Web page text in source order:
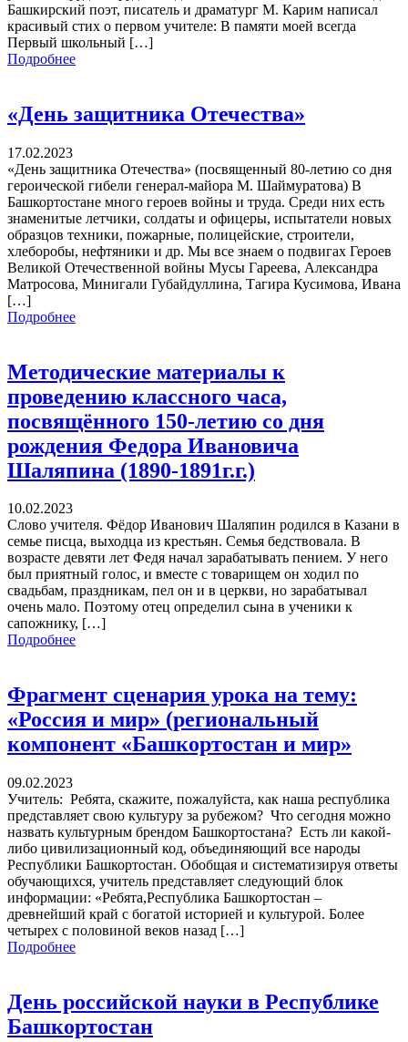
Башкирский поэт, писатель и драматург М. Карим написал
красивый стих о первом учителе: В памяти моей всегда
Первый школьный […]
Подробнее
«День защитника Отечества»
17.02.2023
«День защитника Отечества» (посвященный 80-летию со дня
героической гибели генерал-майора М. Шаймуратова) В
Башкортостане много героев войны и труда. Среди них есть
знаменитые летчики, солдаты и офицеры, испытатели новых
образцов техники, пожарные, полицейские, строители,
хлеборобы, нефтяники и др. Мы все знаем о подвигах Героев
Великой Отечественной войны Мусы Гареева, Александра
Матросова, Минигали Губайдуллина, Тагира Кусимова, Ивана
[…]
Подробнее
Методические материалы к
проведению классного часа,
посвящённого 150-летию со дня
рождения Федора Ивановича
Шаляпина (1890-1891г.г.)
10.02.2023
Слово учителя. Фёдор Иванович Шаляпин родился в Казани в
семье писца, выходца из крестьян. Семья бедствовала. В
возрасте девяти лет Федя начал зарабатывать пением. У него
был приятный голос, и вместе с товарищем он ходил по
свадьбам, праздникам, пел он и в церкви, но зарабатывал
очень мало. Поэтому отец определил сына в ученики к
сапожнику, […]
Подробнее
Фрагмент сценария урока на тему:
«Россия и мир» (региональный
компонент «Башкортостан и мир»
09.02.2023
Учитель: Ребята, скажите, пожалуйста, как наша республика
представляет свою культуру за рубежом? Что сегодня можно
назвать культурным брендом Башкортостана? Есть ли какой-
либо цивилизационный код, объединяющий все народы
Республики Башкортостан. Обобщая и систематизируя ответы
обучающихся, учитель представляет следующий блок
информации: «Ребята,Республика Башкортостан –
древнейший край с богатой историей и культурой. Более
четырех с половиной веков назад […]
Подробнее
День российской науки в Республике
Башкортостан